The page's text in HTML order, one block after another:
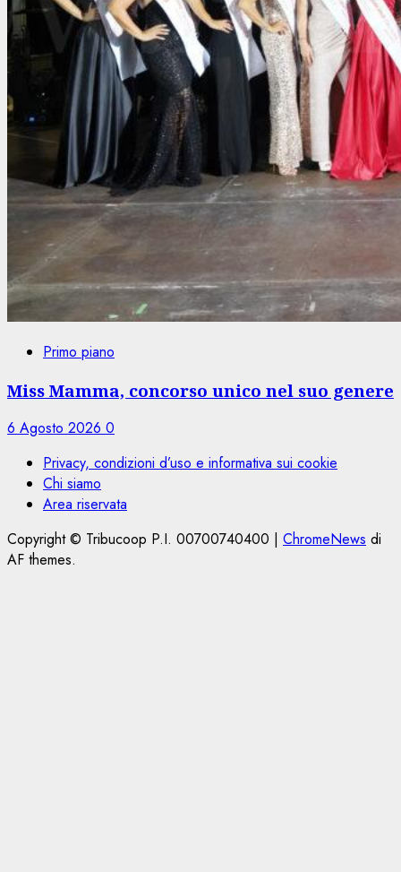
Primo piano
Miss Mamma, concorso unico nel suo genere
6 Agosto 2026 0
Privacy, condizioni d’uso e informativa sui cookie
Chi siamo
Area riservata
Copyright © Tribucoop P.I. 00700740400 | ChromeNews di
AF themes.